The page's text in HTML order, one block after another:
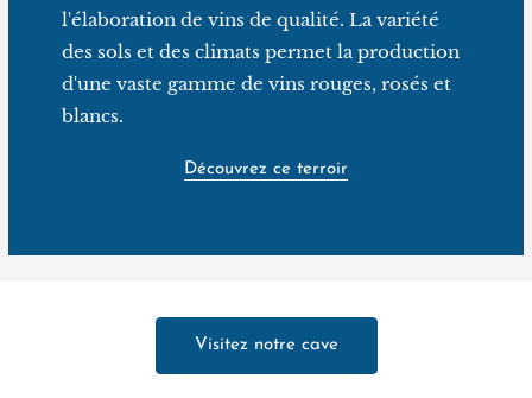
l'élaboration de vins de qualité. La variété
des sols et des climats permet la production
d'une vaste gamme de vins rouges, rosés et
blancs.
Découvrez ce terroir
Visitez notre cave